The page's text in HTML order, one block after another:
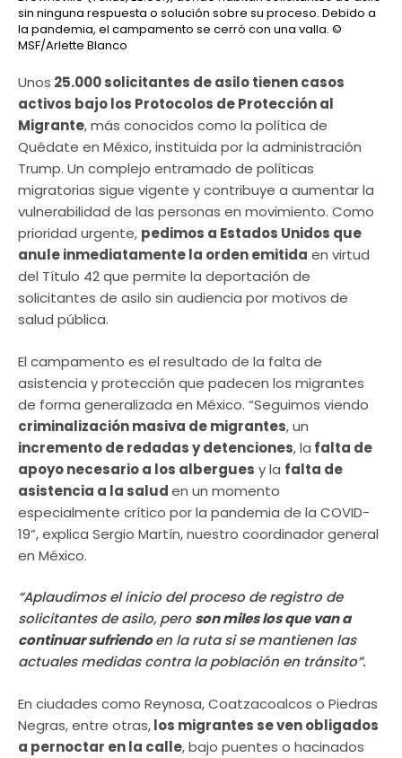
sin ninguna respuesta o solución sobre su proceso. Debido a
la pandemia, el campamento se cerró con una valla. ©
MSF/Arlette Blanco
Unos 25.000 solicitantes de asilo tienen casos
activos bajo los Protocolos de Protección al
Migrante, más conocidos como la política de
Quédate en México, instituida por la administración
Trump. Un complejo entramado de políticas
migratorias sigue vigente y contribuye a aumentar la
vulnerabilidad de las personas en movimiento. Como
prioridad urgente, pedimos a Estados Unidos que
anule inmediatamente la orden emitida en virtud
del Título 42 que permite la deportación de
solicitantes de asilo sin audiencia por motivos de
salud pública.
El campamento es el resultado de la falta de
asistencia y protección que padecen los migrantes
de forma generalizada en México. “Seguimos viendo
criminalización masiva de migrantes, un
incremento de redadas y detenciones, la falta de
apoyo necesario a los albergues y la falta de
asistencia a la saluden un momento
especialmente crítico por la pandemia de la COVID-
19”, explica Sergio Martín, nuestro coordinador general
en México.
“Aplaudimos el inicio del proceso de registro de
solicitantes de asilo, peroson miles los que van a
continuar sufriendoen la ruta si se mantienen las
actuales medidas contra la población en tránsito”.
En ciudades como Reynosa, Coatzacoalcos o Piedras
Negras, entre otras,los migrantes se ven obligados
a pernoctar en la calle, bajo puentes o hacinados